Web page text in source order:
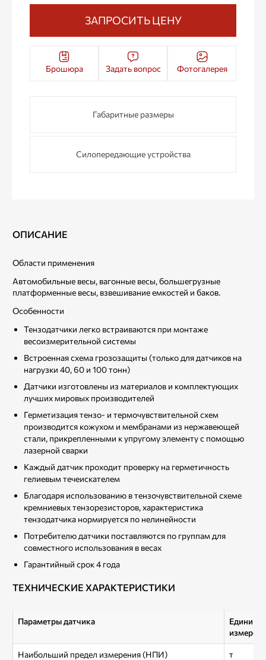
Брошюра Задать вопрос Фотогалерея
ЗАПРОСИТЬ ЦЕНУ
Габаритные размеры
Силопередающие устройства
ОПИСАНИЕ
Области применения
Автомобильные весы, вагонные весы, большегрузные
платформенные весы, взвешивание емкостей и баков.
Особенности
Тензодатчики легко встраиваются при монтаже
весоизмерительной системы
Встроенная схема грозозащиты (только для датчиков на
нагрузки 40, 60 и 100 тонн)
Датчики изготовлены из материалов и комплектующих
лучших мировых производителей
Герметизация тензо- и термочувствительной схем
производится кожухом и мембранами из нержавеющей
стали, прикрепленными к упругому элементу с помощью
лазерной сварки
Каждый датчик проходит проверку на герметичность
гелиевым течеискателем
Благодаря использованию в тензочувствительной схеме
кремниевых тензорезисторов, характеристика
тензодатчика нормируется по нелинейности
Потребителю датчики поставляются по группам для
совместного использования в весах
Гарантийный срок 4 года
ТЕХНИЧЕСКИЕ ХАРАКТЕРИСТИКИ
Параметры датчика
Единицы
Наибольший предел измерения (НПИ) т